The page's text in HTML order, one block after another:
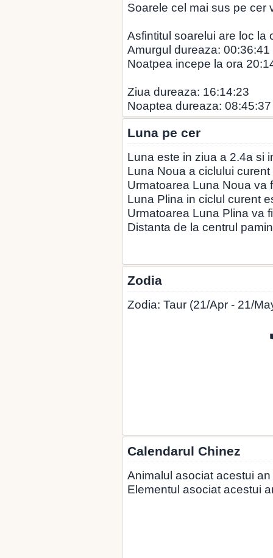
Soarele cel mai sus pe cer
Asfintitul soarelui are loc la
Amurgul dureaza: 00:36:41
Noatpea incepe la ora
Ziua dureaza: 16:14:23
Noaptea dureaza: 08:45:37
Luna pe cer
Luna este in ziua a 2.4a si
Luna Noua a ciclului
Urmatoarea Luna Noua va
Luna Plina in ciclul curent
Urmatoarea Luna Plina va
Distanta de la centrul
Zodia
Zodia: Taur (21/Apr - 21/
Calendarul Chinez
Animalul asociat acestui
Elementul asociat acestui